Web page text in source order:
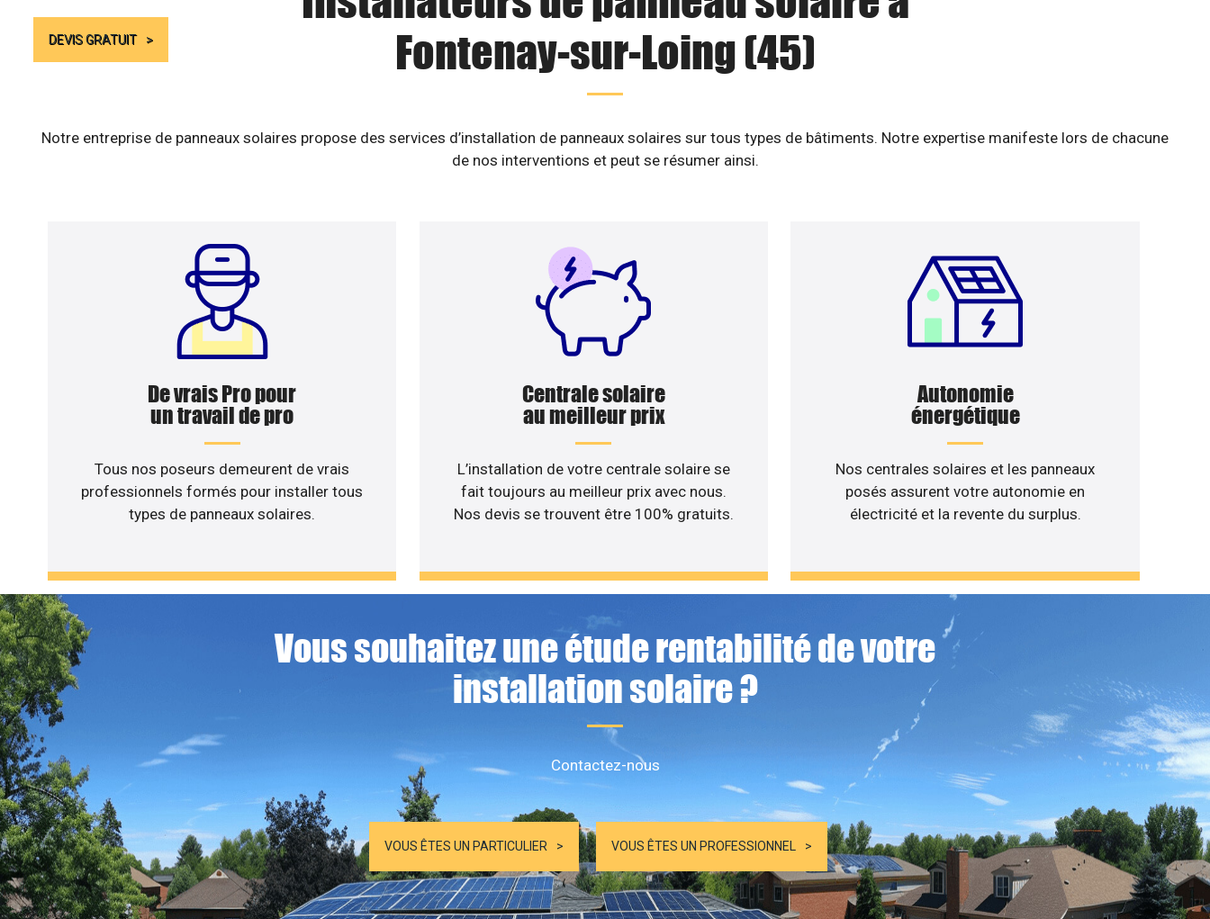
DEVIS GRATUIT
Fontenay-sur-Loing (45)
Notre entreprise de panneaux solaires propose des services d’installation de panneaux solaires sur tous types de bâtiments. Notre expertise manifeste lors de chacune
de nos interventions et peut se résumer ainsi.
De vrais Pro pour
un travail de pro
Tous nos poseurs demeurent de vrais
professionnels formés pour installer tous
types de panneaux solaires.
Centrale solaire
au meilleur prix
L’installation de votre centrale solaire se
fait toujours au meilleur prix avec nous.
Nos devis se trouvent être 100% gratuits.
Autonomie
énergétique
Nos centrales solaires et les panneaux
posés assurent votre autonomie en
électricité et la revente du surplus.
Vous souhaitez une étude rentabilité de votre
installation solaire ?
Contactez-nous
VOUS ÊTES UN PARTICULIER VOUS ÊTES UN PROFESSIONNEL